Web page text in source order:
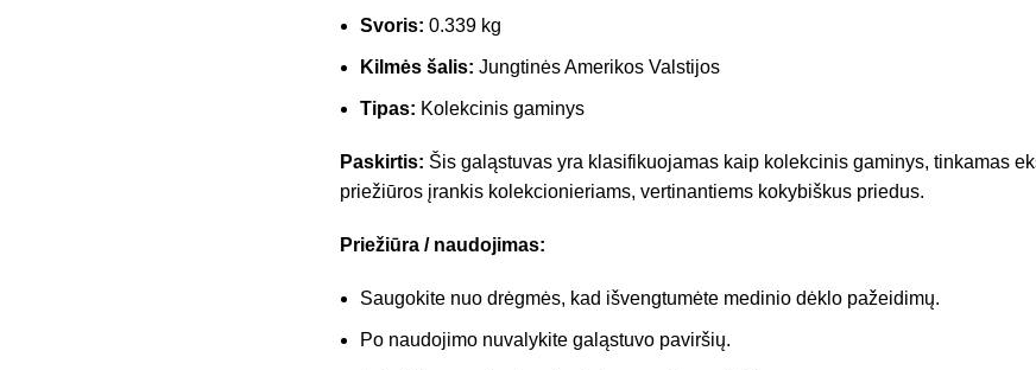
Svoris: 0.339 kg
Kilmės šalis: Jungtinės Amerikos Valstijos
Tipas: Kolekcinis gaminys
Paskirtis: Šis galąstuvas yra klasifikuojamas kaip kolekcinis gaminys, tinkamas
priežiūros įrankis kolekcionieriams, vertinantiems kokybiškus priedus.
Priežiūra / naudojimas:
Saugokite nuo drėgmės, kad išvengtumėte medinio dėklo pažeidimų.
Po naudojimo nuvalykite galąstuvo paviršių.